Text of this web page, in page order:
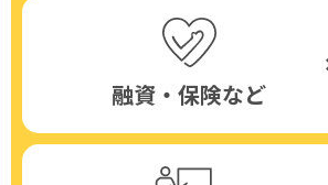
融資・保険など